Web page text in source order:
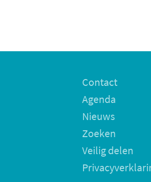
Contact
Agenda
Nieuws
Zoeken
Veilig delen